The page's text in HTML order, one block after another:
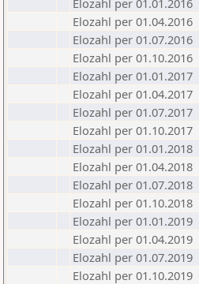
Elozahl per 01.01.2016
Elozahl per 01.04.2016
Elozahl per 01.07.2016
Elozahl per 01.10.2016
Elozahl per 01.01.2017
Elozahl per 01.04.2017
Elozahl per 01.07.2017
Elozahl per 01.10.2017
Elozahl per 01.01.2018
Elozahl per 01.04.2018
Elozahl per 01.07.2018
Elozahl per 01.10.2018
Elozahl per 01.01.2019
Elozahl per 01.04.2019
Elozahl per 01.07.2019
Elozahl per 01.10.2019